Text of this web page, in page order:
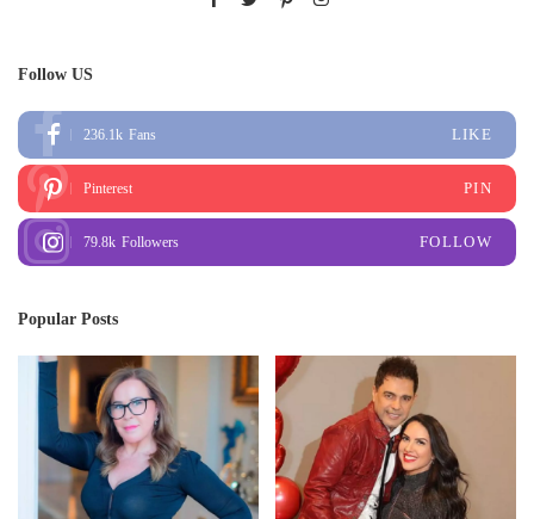
Follow US
236.1k Fans LIKE
Pinterest PIN
79.8k Followers FOLLOW
Popular Posts